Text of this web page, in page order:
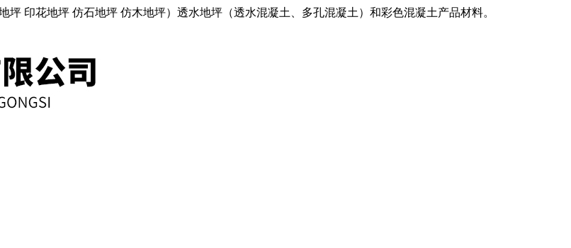
印花地坪 仿石地坪 仿木地坪）透水地坪（透水混凝土、多孔混凝土）和彩色混凝土产品材料。